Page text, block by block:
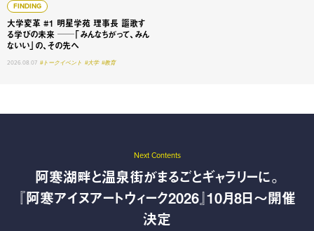
FINDING
大学変革 #1 明星学苑 理事長 謳歌す
る学びの未来 ──「みんなちがって、みん
ないい」の、その先へ
2026.08.07 #トークイベント #大学 #教育
Next Contents
阿寒湖畔と温泉街がまるごとギャラリーに。
『阿寒アイヌアートウィーク2026』10月8日〜開催
決定